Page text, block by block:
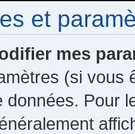
et
mes
(si vous
données. Pour